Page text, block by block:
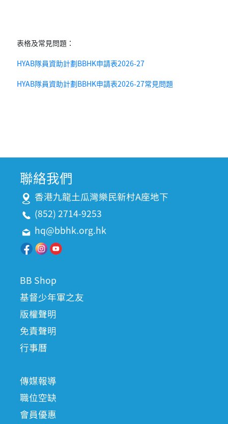
表格及常見問題：
HYAB隊員資助計劃BBHK申請表2026-27
HYAB隊員資助計劃BBHK申請表2026-27常見問題
聯絡我們
香港九龍土瓜灣樂民新村A座地下
(852) 2714-9253
hq@bbhk.org.hk
BB Shop
基督少年軍之友
版權聲明
免責聲明
行事曆
傳媒報導
職位空缺
會員優惠